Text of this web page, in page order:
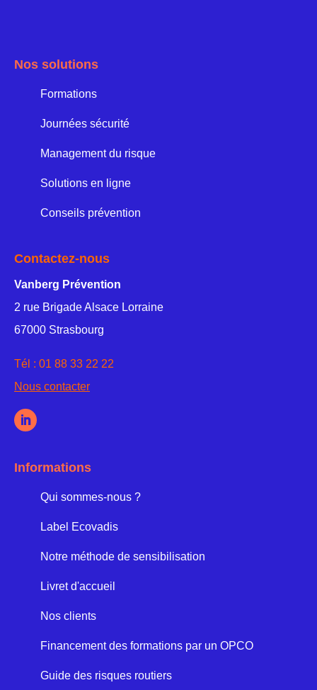
Nos solutions
Formations
Journées sécurité
Management du risque
Solutions en ligne
Conseils prévention
Contactez-nous
Vanberg Prévention
2 rue Brigade Alsace Lorraine
67000 Strasbourg
Tél : 01 88 33 22 22
Nous contacter
Informations
Qui sommes-nous ?
Label Ecovadis
Notre méthode de sensibilisation
Livret d'accueil
Nos clients
Financement des formations par un OPCO
Guide des risques routiers